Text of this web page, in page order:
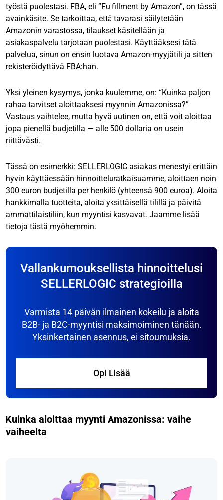
työstä puolestasi. FBA, eli ”Fulfillment by Amazon”, on tässä
avainkäsite. Se tarkoittaa, että tavarasi säilytetään
Amazonin varastossa, tilaukset käsitellään ja
asiakaspalvelu tarjotaan puolestasi. Käyttääksesi tätä
palvelua, sinun on ensin luotava Amazon-myyjätili ja sitten
rekisteröidyttävä FBA:han.
Yksi yleinen kysymys, jonka kuulemme, on: “Kuinka paljon
rahaa tarvitset aloittaaksesi myynnin Amazonissa?”
Vastaus vaihtelee, mutta hyvä uutinen on, että voit aloittaa
jopa pienellä budjetilla — alle 500 dollaria on usein
riittävästi.
Tässä on esimerkki: SELLERLOGIC asiakas menestyi erittäin
hyvin käyttäessään hinnoitteluratkaisuamme, aloittaen noin
300 euron budjetilla per henkilö (yhteensä 900 euroa). Aloita
hankkimalla tuotteita, aloita yksittäisellä tilillä ja päivitä
ammattilaistiliin, kun myyntisi kasvavat. Jaamme lisää
tietoja tästä myöhemmin.
Vallankumouksellista hinnoittelusi
SELLERLOGIC strategioilla
Varmista 14 päivän ilmainen kokeilu ja aloita
B2B- ja B2C-myyntisi maksimoiminen tänään.
Yksinkertainen asennus, ei sitoumuksia.
Opi Lisää
Kuinka aloittaa myynti Amazonissa: vaihe
vaiheelta